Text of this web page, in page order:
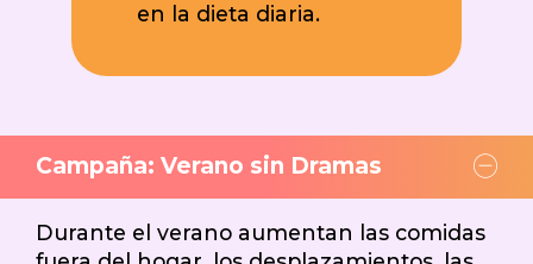
en la dieta diaria.
Campaña: Verano sin Dramas
Durante el verano aumentan las comidas